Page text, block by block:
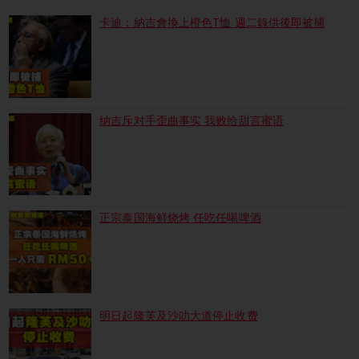
卡迪：納吉會換上橙色T恤 週二錄供後即被捕
纳吉斥对手歪曲事实 我败给甜言蜜语
正宗泰国海鲜烧烤 任吃任喝啤酒
明日起隆芙及沙叻大道停止收费